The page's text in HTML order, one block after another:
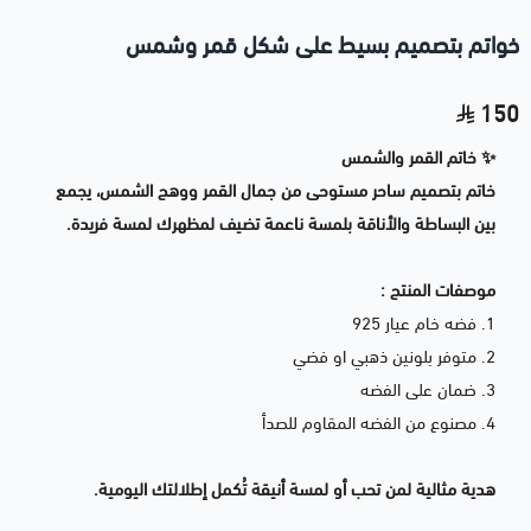
خواتم بتصميم بسيط على شكل قمر وشمس
150
✨ خاتم القمر والشمس
خاتم بتصميم ساحر مستوحى من جمال القمر ووهج الشمس، يجمع
بين البساطة والأناقة بلمسة ناعمة تضيف لمظهرك لمسة فريدة.
موصفات المنتج :
1. فضه خام عيار 925
2. متوفر بلونين ذهبي او فضي
3. ضمان على الفضه
4. مصنوع من الفضه المقاوم للصدأ
هدية مثالية لمن تحب أو لمسة أنيقة تُكمل إطلالتك اليومية.